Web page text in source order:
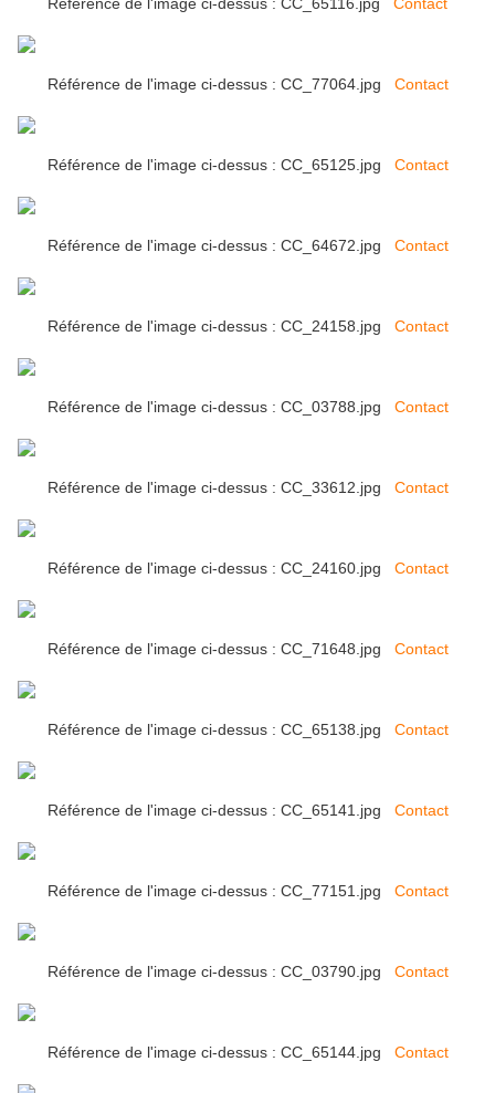
Référence de l'image ci-dessus : CC_77064.jpg Contact
Référence de l'image ci-dessus : CC_65125.jpg Contact
Référence de l'image ci-dessus : CC_64672.jpg Contact
Référence de l'image ci-dessus : CC_24158.jpg Contact
Référence de l'image ci-dessus : CC_03788.jpg Contact
Référence de l'image ci-dessus : CC_33612.jpg Contact
Référence de l'image ci-dessus : CC_24160.jpg Contact
Référence de l'image ci-dessus : CC_71648.jpg Contact
Référence de l'image ci-dessus : CC_65138.jpg Contact
Référence de l'image ci-dessus : CC_65141.jpg Contact
Référence de l'image ci-dessus : CC_77151.jpg Contact
Référence de l'image ci-dessus : CC_03790.jpg Contact
Référence de l'image ci-dessus : CC_65144.jpg Contact